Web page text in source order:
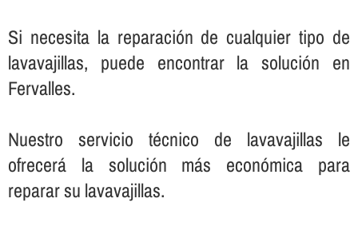
Si necesita la reparación de cualquier tipo de
lavavajillas, puede encontrar la solución en
Fervalles.
Nuestro servicio técnico de lavavajillas le
ofrecerá la solución más económica para
reparar su lavavajillas.